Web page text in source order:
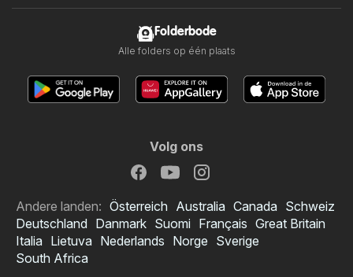
Folderbode
Alle folders op één plaats
Volg ons
Andere landen: Österreich Australia Canada Schweiz
Deutschland Danmark Suomi Français Great Britain
Italia Lietuva Nederlands Norge Sverige
South Africa